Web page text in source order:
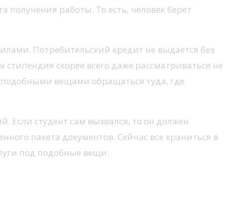
работы. То есть, человек берет
Потребительский кредит не выдается без
скорее всего даже рассматриваться не
вещами обращаться туда, где
Если студент сам вызвался, то он должен
пакета документов. Сейчас все храниться в
под подобные вещи.